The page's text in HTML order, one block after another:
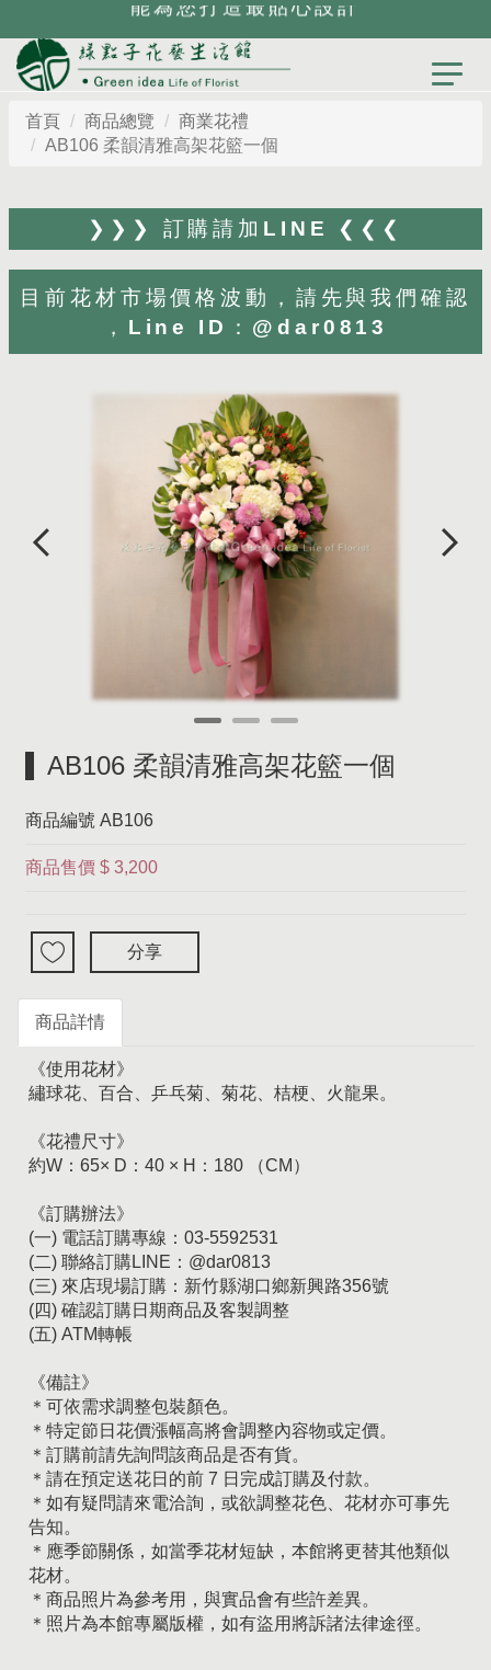
首頁 商品總覽
商業花禮
AB106 柔韻清雅高架花籃一個
❯❯❯ 訂購請加LINE ❮❮❮
目前花材市場價格波動，請先與我們確認
，Line ID：@dar0813
AB106 柔韻清雅高架花籃一個
商品編號 AB106
商品售價 $ 3,200
分享
商品詳情
《使用花材》
繡球花、百合、乒乓菊、菊花、桔梗、火龍果。
《花禮尺寸》
約W：65× D：40 × H：180 （CM）
《訂購辦法》
(一) 電話訂購專線：03-5592531
(二) 聯絡訂購LINE：@dar0813
(三) 來店現場訂購：新竹縣湖口鄉新興路356號
(四) 確認訂購日期商品及客製調整
(五) ATM轉帳
《備註》
＊可依需求調整包裝顏色。
＊特定節日花價漲幅高將會調整內容物或定價。
＊訂購前請先詢問該商品是否有貨。
＊請在預定送花日的前 7 日完成訂購及付款。
＊如有疑問請來電洽詢，或欲調整花色、花材亦可事先
告知。
＊應季節關係，如當季花材短缺，本館將更替其他類似
花材。
＊商品照片為參考用，與實品會有些許差異。
＊照片為本館專屬版權，如有盜用將訴諸法律途徑。